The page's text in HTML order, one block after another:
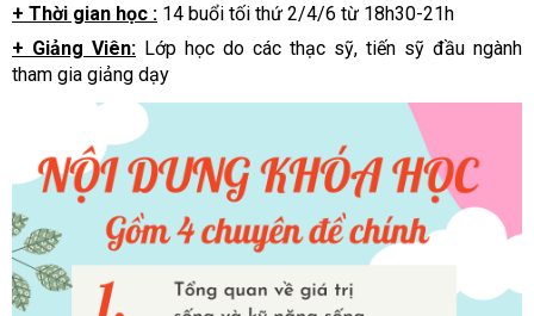
+ Thời gian học : 14 buổi tối thứ 2/4/6 từ 18h30-21h
+ Giảng Viên: Lớp học do các thạc sỹ, tiến sỹ đầu ngành
tham gia giảng dạy